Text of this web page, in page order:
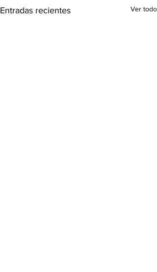
Entradas recientes Ver todo